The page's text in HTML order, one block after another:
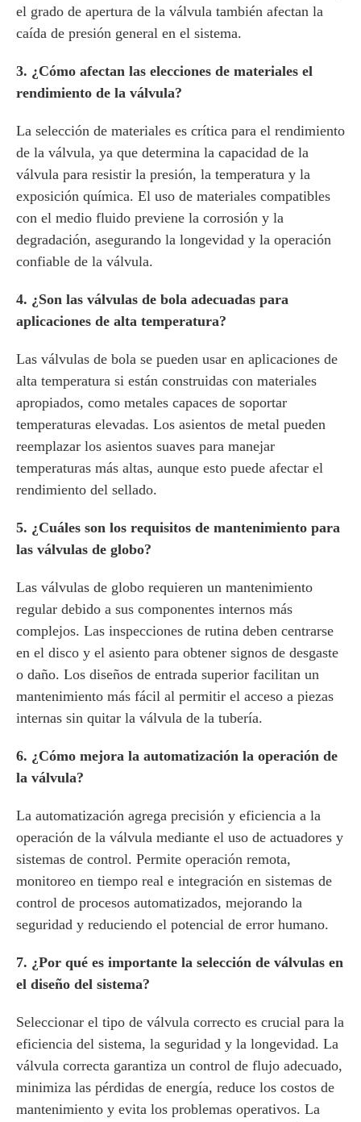
el grado de apertura de la válvula también afectan la
caída de presión general en el sistema.
3. ¿Cómo afectan las elecciones de materiales el
rendimiento de la válvula?
La selección de materiales es crítica para el rendimiento
de la válvula, ya que determina la capacidad de la
válvula para resistir la presión, la temperatura y la
exposición química. El uso de materiales compatibles
con el medio fluido previene la corrosión y la
degradación, asegurando la longevidad y la operación
confiable de la válvula.
4. ¿Son las válvulas de bola adecuadas para
aplicaciones de alta temperatura?
Las válvulas de bola se pueden usar en aplicaciones de
alta temperatura si están construidas con materiales
apropiados, como metales capaces de soportar
temperaturas elevadas. Los asientos de metal pueden
reemplazar los asientos suaves para manejar
temperaturas más altas, aunque esto puede afectar el
rendimiento del sellado.
5. ¿Cuáles son los requisitos de mantenimiento para
las válvulas de globo?
Las válvulas de globo requieren un mantenimiento
regular debido a sus componentes internos más
complejos. Las inspecciones de rutina deben centrarse
en el disco y el asiento para obtener signos de desgaste
o daño. Los diseños de entrada superior facilitan un
mantenimiento más fácil al permitir el acceso a piezas
internas sin quitar la válvula de la tubería.
6. ¿Cómo mejora la automatización la operación de
la válvula?
La automatización agrega precisión y eficiencia a la
operación de la válvula mediante el uso de actuadores y
sistemas de control. Permite operación remota,
monitoreo en tiempo real e integración en sistemas de
control de procesos automatizados, mejorando la
seguridad y reduciendo el potencial de error humano.
7. ¿Por qué es importante la selección de válvulas en
el diseño del sistema?
Seleccionar el tipo de válvula correcto es crucial para la
eficiencia del sistema, la seguridad y la longevidad. La
válvula correcta garantiza un control de flujo adecuado,
minimiza las pérdidas de energía, reduce los costos de
mantenimiento y evita los problemas operativos. La